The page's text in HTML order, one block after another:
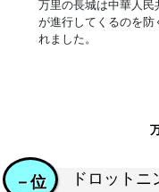
万里の長城は中華人
が進行してくるのを防
れました。
ドロット
－位